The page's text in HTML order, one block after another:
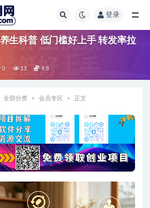
登录
生科普 低门槛好上手 转发率拉
0 13 9.8
全部分类 会员专区 正文